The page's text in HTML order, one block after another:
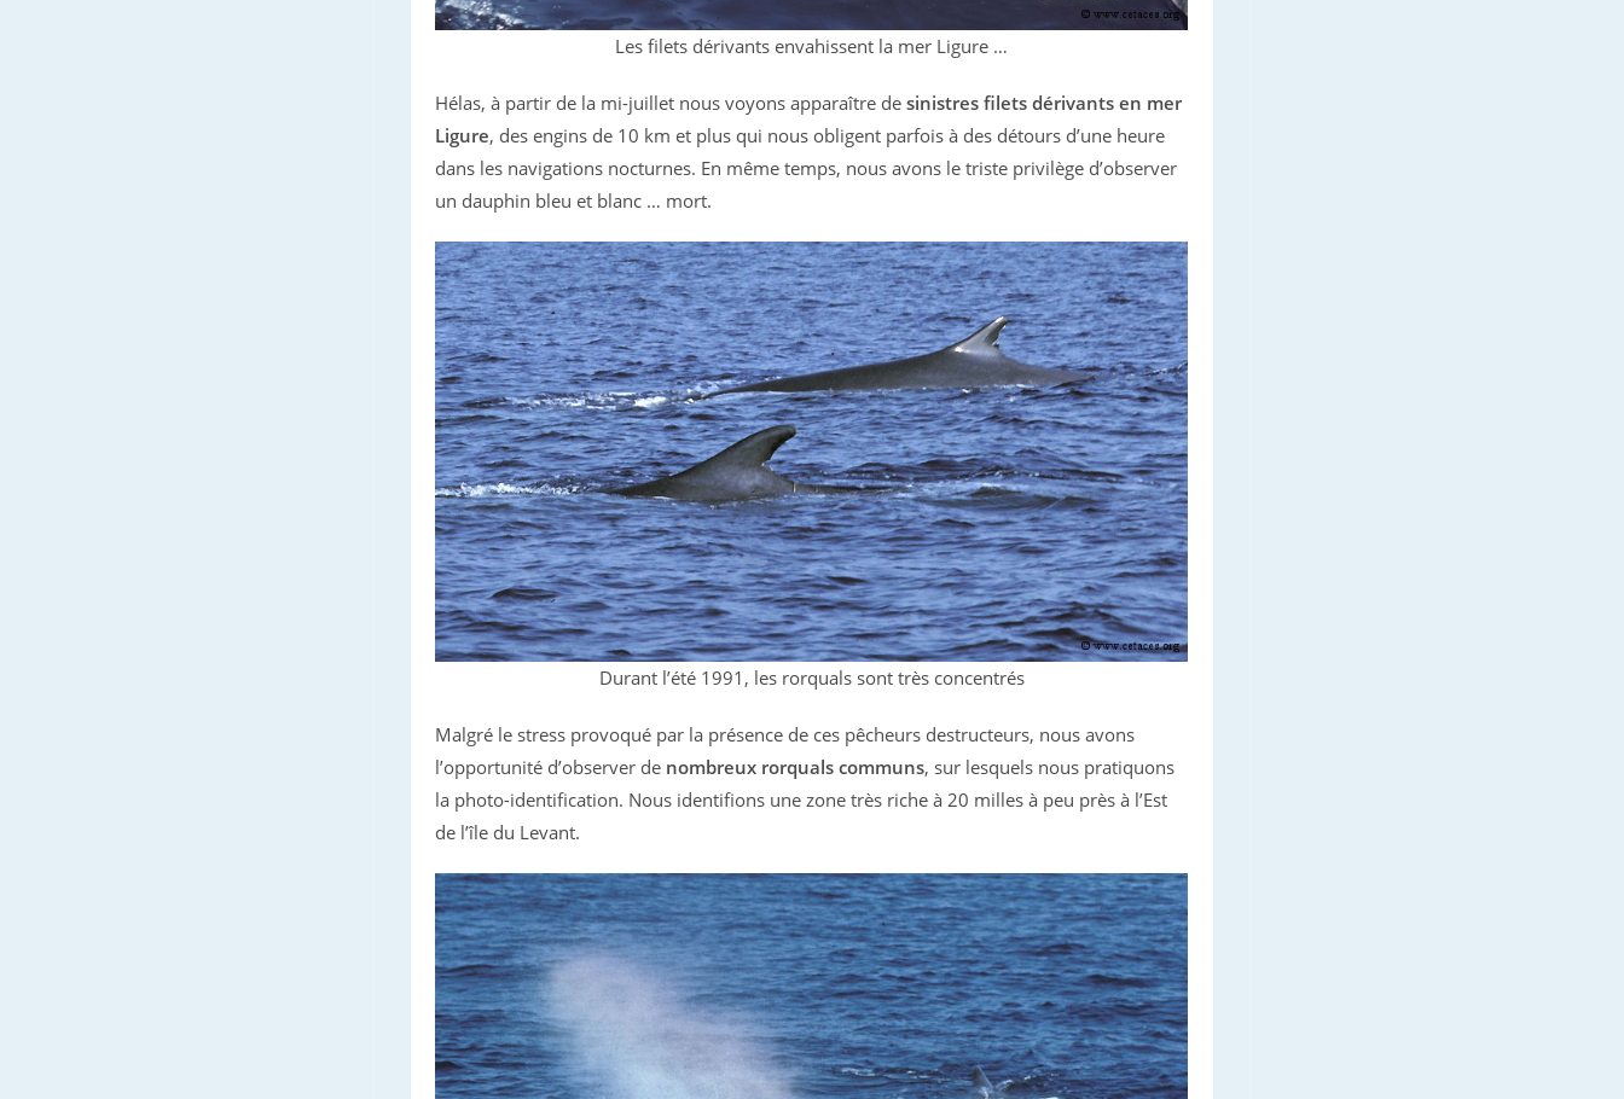
Les filets dérivants envahissent la mer Ligure …
Hélas, à partir de la mi-juillet nous voyons apparaître desinistres filets dérivants en mer
Ligure, des engins de 10 km et plus qui nous obligent parfois à des détours d’une heure
dans les navigations nocturnes. En même temps, nous avons le triste privilège d’observer
un dauphin bleu et blanc … mort.
Durant l’été 1991, les rorquals sont très concentrés
Malgré le stress provoqué par la présence de ces pêcheurs destructeurs, nous avons
l’opportunité d’observer de nombreux rorquals communs, sur lesquels nous pratiquons
la photo-identification. Nous identifions une zone très riche à 20 milles à peu près à l’Est
de l’île du Levant.